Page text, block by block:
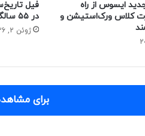
ایسوس از راه
کلاس ورک‌استیشن و
فیل
در ۵۵ سالگی از دنیا رفت
ژوئن 2, 2026
برای